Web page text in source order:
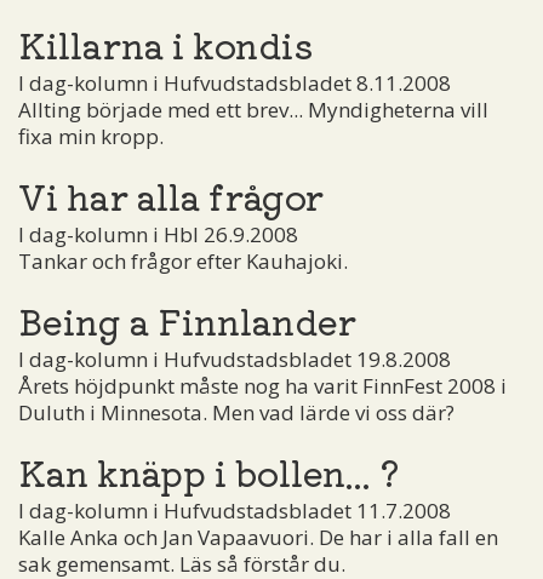
Killarna i kondis
I dag-kolumn i Hufvudstadsbladet 8.11.2008
Allting började med ett brev... Myndigheterna vill
fixa min kropp.
Vi har alla frågor
I dag-kolumn i Hbl 26.9.2008
Tankar och frågor efter Kauhajoki.
Being a Finnlander
I dag-kolumn i Hufvudstadsbladet 19.8.2008
Årets höjdpunkt måste nog ha varit FinnFest 2008 i
Duluth i Minnesota. Men vad lärde vi oss där?
Kan knäpp i bollen... ?
I dag-kolumn i Hufvudstadsbladet 11.7.2008
Kalle Anka och Jan Vapaavuori. De har i alla fall en
sak gemensamt. Läs så förstår du.